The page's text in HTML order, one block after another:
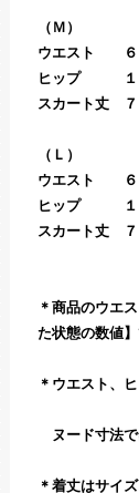
（Ｍ）
ウエスト ６
ヒップ １
スカート丈
（Ｌ）
ウエスト ６
ヒップ １
スカート丈
＊商品のウエ
た状態の数値】
＊ウエスト、
ヌード寸法で
＊着丈はサイ